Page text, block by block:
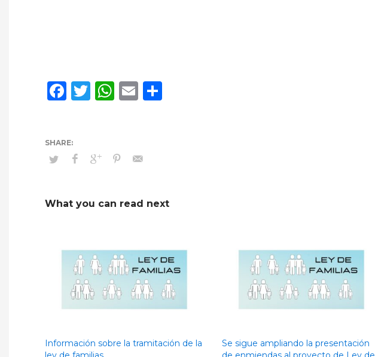
Facebook
Twitter
WhatsApp
Email
What you can read next
Información sobre la tramitación de la
Se sigue ampliando la presentación